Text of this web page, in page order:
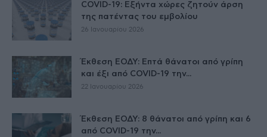
COVID-19: Εξήντα χώρες ζητούν άρση
της πατέντας του εμβολίου
26 Ιανουαρίου 2026
Έκθεση ΕΟΔΥ: Επτά θάνατοι από γρίπη
και έξι από COVID-19 την...
22 Ιανουαρίου 2026
Έκθεση ΕΟΔΥ: 8 θάνατοι από γρίπη και 6
από COVID-19 την...